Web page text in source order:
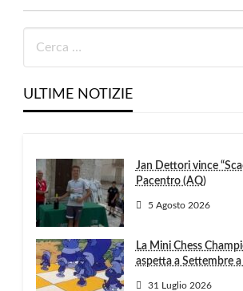
ULTIME NOTIZIE
Jan Dettori vince
Pacentro (AQ)
5 Agosto 2026
La Mini Chess
aspetta a Settembre
31 Luglio 2026